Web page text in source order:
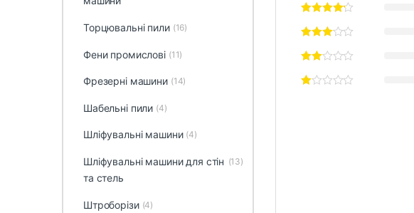
Торцювальні пили (16)
Фени промислові (11)
Фрезерні машини (14)
Шабельні пили (4)
Шліфувальні машини (4)
Шліфувальні машини для стін
та стель
(13)
Штроборізи (4)